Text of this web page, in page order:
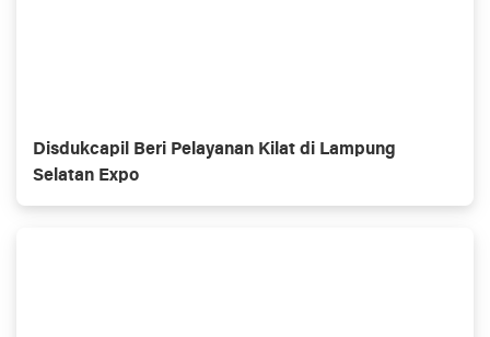
Disdukcapil Beri Pelayanan Kilat di Lampung
Selatan Expo